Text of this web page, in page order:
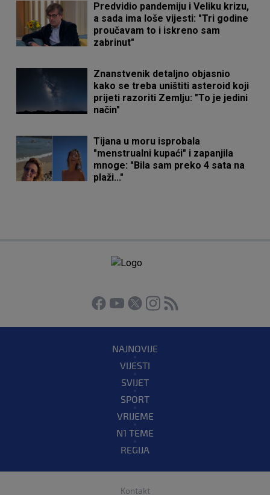
Predvidio pandemiju i Veliku krizu,
a sada ima loše vijesti: "Tri godine
proučavam to i iskreno sam
zabrinut"
Znanstvenik detaljno objasnio
kako se treba uništiti asteroid koji
prijeti razoriti Zemlju: "To je jedini
način"
Tijana u moru isprobala
"menstrualni kupaći" i zapanjila
mnoge: "Bila sam preko 4 sata na
plaži..."
NAJNOVIJE
VIJESTI
SVIJET
SPORT
VRIJEME
N1 TEME
REGIJA
Kontakt